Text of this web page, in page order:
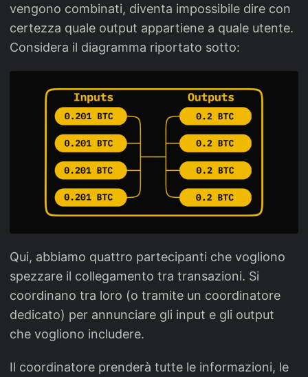
vengono combinati, diventa impossibile dire con
certezza quale output appartiene a quale utente.
Considera il diagramma riportato sotto:
Qui, abbiamo quattro partecipanti che vogliono
spezzare il collegamento tra transazioni. Si
coordinano tra loro (o tramite un coordinatore
dedicato) per annunciare gli input e gli output
che vogliono includere.
Il coordinatore prenderà tutte le informazioni, le